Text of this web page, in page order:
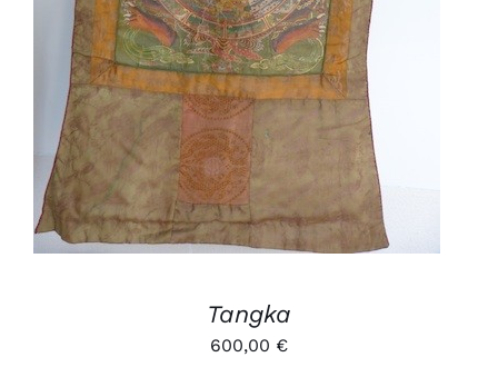
Tangka
600,00 €